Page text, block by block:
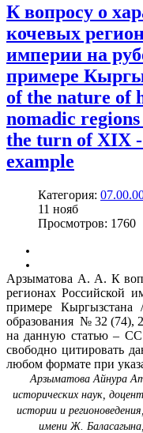
К вопросу о
кочевых
империи на
примере
of the nature of
nomadic
the turn of XIX
example
Категория:
11 нояб
Просмотров: 1760
Арзыматова А. А. К
регионах Российской
примере
образования № 32 (74),
на данную статью –
свободно цитировать
любом формате при
Арзыматова Айнура
исторических наук,
истории и
имени Ж.